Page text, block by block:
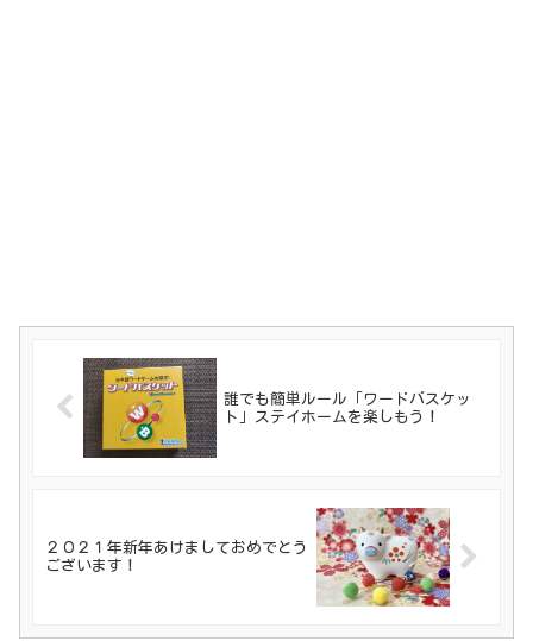
誰でも簡単ルール「ワードバスケッ
ト」ステイホームを楽しもう！
２０２１年新年あけましておめでとう
ございます！